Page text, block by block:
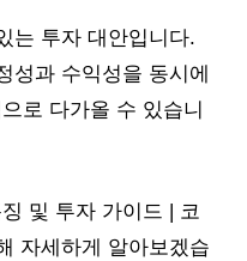
는 투자 대안입니다.
성과 수익성을 동시에
로 다가올 수 있습니
및 투자 가이드 | 코
자세하게 알아보겠습